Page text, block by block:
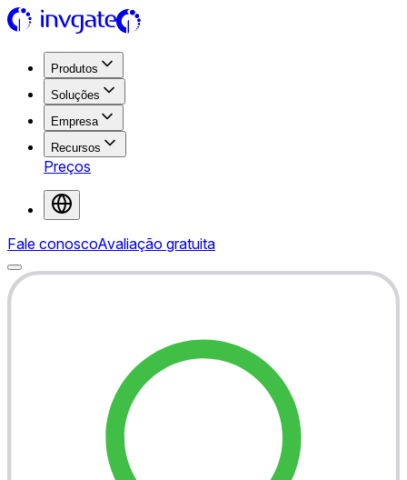
Produtos
Soluções
Empresa
Recursos
Preços
Fale conoscoAvaliação gratuita